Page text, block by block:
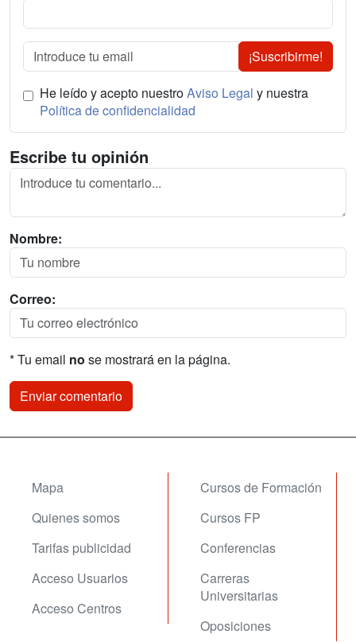
¡Suscribirme!
He leído y acepto nuestroAviso Legal y nuestra
Política de confidencialidad
Escribe tu opinión
Nombre:
Correo:
* Tu email no se mostrará en la página.
Mapa
Quienes somos
Tarifas publicidad
Acceso Usuarios
Acceso Centros
Cursos de Formación
Cursos FP
Conferencias
Carreras
Universitarias
Oposiciones